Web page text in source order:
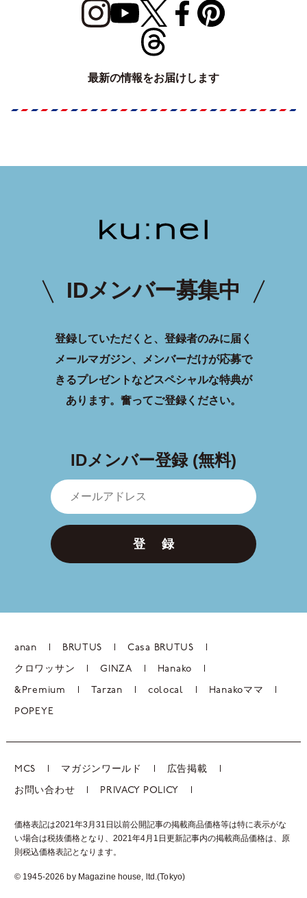
最新の情報をお届けします
IDメンバー募集中
登録していただくと、登録者のみに届く
メールマガジン、メンバーだけが応募で
きるプレゼントなどスペシャルな特典が
あります。 奮ってご登録ください。
IDメンバー登録 (無料)
登 録
anan BRUTUS Casa BRUTUS
クロワッサン GINZA Hanako
&Premium Tarzan colocal Hanakoママ
POPEYE
MCS マガジンワールド 広告掲載
お問い合わせ PRIVACY POLICY
価格表記は2021年3月31日以前公開記事の掲載商品価格等は特に表示がな
い場合は税抜価格となり、2021年4月1日更新記事内の掲載商品価格は、 原
則税込価格表記となります。
© 1945-2026 by Magazine house, ltd.(Tokyo)